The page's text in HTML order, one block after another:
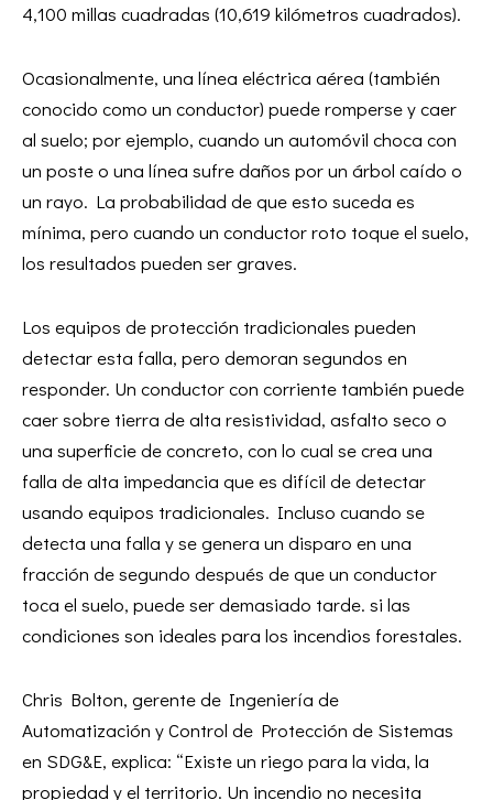
4,100 millas cuadradas (10,619 kilómetros cuadrados).
Ocasionalmente, una línea eléctrica aérea (también
conocido como un conductor) puede romperse y caer
al suelo; por ejemplo, cuando un automóvil choca con
un poste o una línea sufre daños por un árbol caído o
un rayo. La probabilidad de que esto suceda es
mínima, pero cuando un conductor roto toque el suelo,
los resultados pueden ser graves.
Los equipos de protección tradicionales pueden
detectar esta falla, pero demoran segundos en
responder. Un conductor con corriente también puede
caer sobre tierra de alta resistividad, asfalto seco o
una superficie de concreto, con lo cual se crea una
falla de alta impedancia que es difícil de detectar
usando equipos tradicionales. Incluso cuando se
detecta una falla y se genera un disparo en una
fracción de segundo después de que un conductor
toca el suelo, puede ser demasiado tarde. si las
condiciones son ideales para los incendios forestales.
Chris Bolton, gerente de Ingeniería de
Automatización y Control de Protección de Sistemas
en SDG&E, explica: “Existe un riego para la vida, la
propiedad y el territorio. Un incendio no necesita